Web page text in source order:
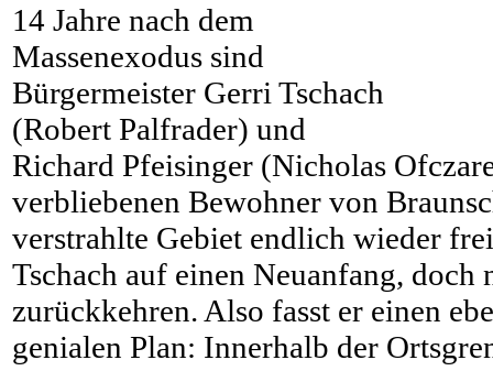
14 Jahre nach dem
Massenexodus sind
Bürgermeister Gerri Tschach
(Robert Palfrader) und
Richard Pfeisinger (Nicholas
verbliebenen Bewohner von
verstrahlte Gebiet endlich wieder
Tschach auf einen Neuanfang,
zurückkehren. Also fasst er einen
genialen Plan: Innerhalb der